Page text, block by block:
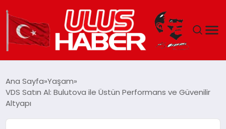
DÜNYA
Ana Sayfa Yaşam
VDS Satın Al: Bulutova ile Üstün Performans ve Güvenilir
Altyapı